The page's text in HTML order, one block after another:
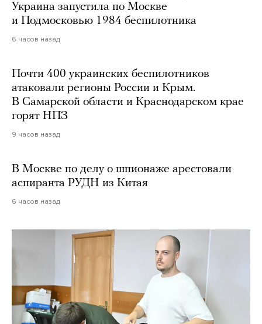
Украина запустила по Москве
и Подмосковью 1984 беспилотника
6 часов назад
Почти 400 украинских беспилотников
атаковали регионы России и Крым.
В Самарской области и Краснодарском крае
горят НПЗ
9 часов назад
В Москве по делу о шпионаже арестовали
аспиранта РУДН из Китая
6 часов назад